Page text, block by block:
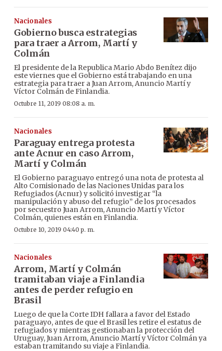
Nacionales
Gobierno busca estrategias
para traer a Arrom, Martí y
Colmán
El presidente de la Republica Mario Abdo Benítez dijo
este viernes que el Gobierno está trabajando en una
estrategia para traer a Juan Arrom, Anuncio Martí y
Víctor Colmán de Finlandia.
Octubre 11, 2019 08:08 a. m.
Nacionales
Paraguay entrega protesta
ante Acnur en caso Arrom,
Martí y Colmán
El Gobierno paraguayo entregó una nota de protesta al
Alto Comisionado de las Naciones Unidas para los
Refugiados (Acnur) y solicitó investigar “la
manipulación y abuso del refugio” de los procesados
por secuestro Juan Arrom, Anuncio Martí y Víctor
Colmán, quienes están en Finlandia.
Octubre 10, 2019 04:40 p. m.
Nacionales
Arrom, Martí y Colmán
tramitaban viaje a Finlandia
antes de perder refugio en
Brasil
Luego de que la Corte IDH fallara a favor del Estado
paraguayo, antes de que el Brasil les retire el estatus de
refugiados y mientras gestionaban la protección del
Uruguay, Juan Arrom, Anuncio Martí y Víctor Colmán ya
estaban tramitando su viaje a Finlandia.